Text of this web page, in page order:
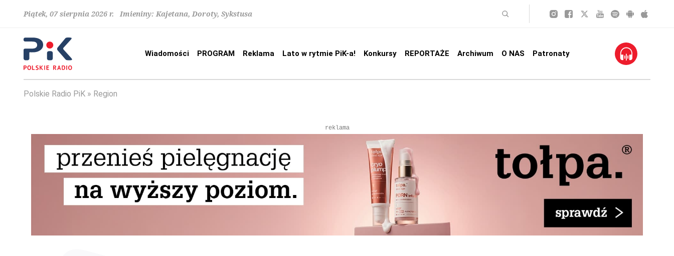
Piątek, 07 sierpnia 2026 r. Imieniny: Kajetana, Doroty, Sykstusa
Wiadomości PROGRAM Reklama Lato w rytmie PiK-a! Konkursy REPORTAŻE Archiwum O NAS Patronaty
Polskie Radio PiK Region
reklama